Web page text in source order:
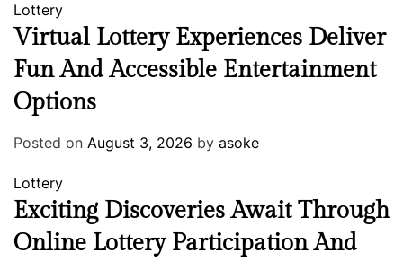
Lottery
Virtual Lottery Experiences Deliver
Fun And Accessible Entertainment
Options
Posted on August 3, 2026 by asoke
Lottery
Exciting Discoveries Await Through
Online Lottery Participation And